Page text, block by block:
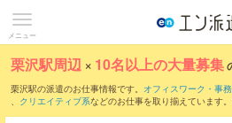
メニュー
栗沢駅周辺 × 10名以上の大量募集
栗沢駅の派遣のお仕事情報です。 オフィスワーク・事
、 クリエイティブ系などのお仕事を取り揃えています